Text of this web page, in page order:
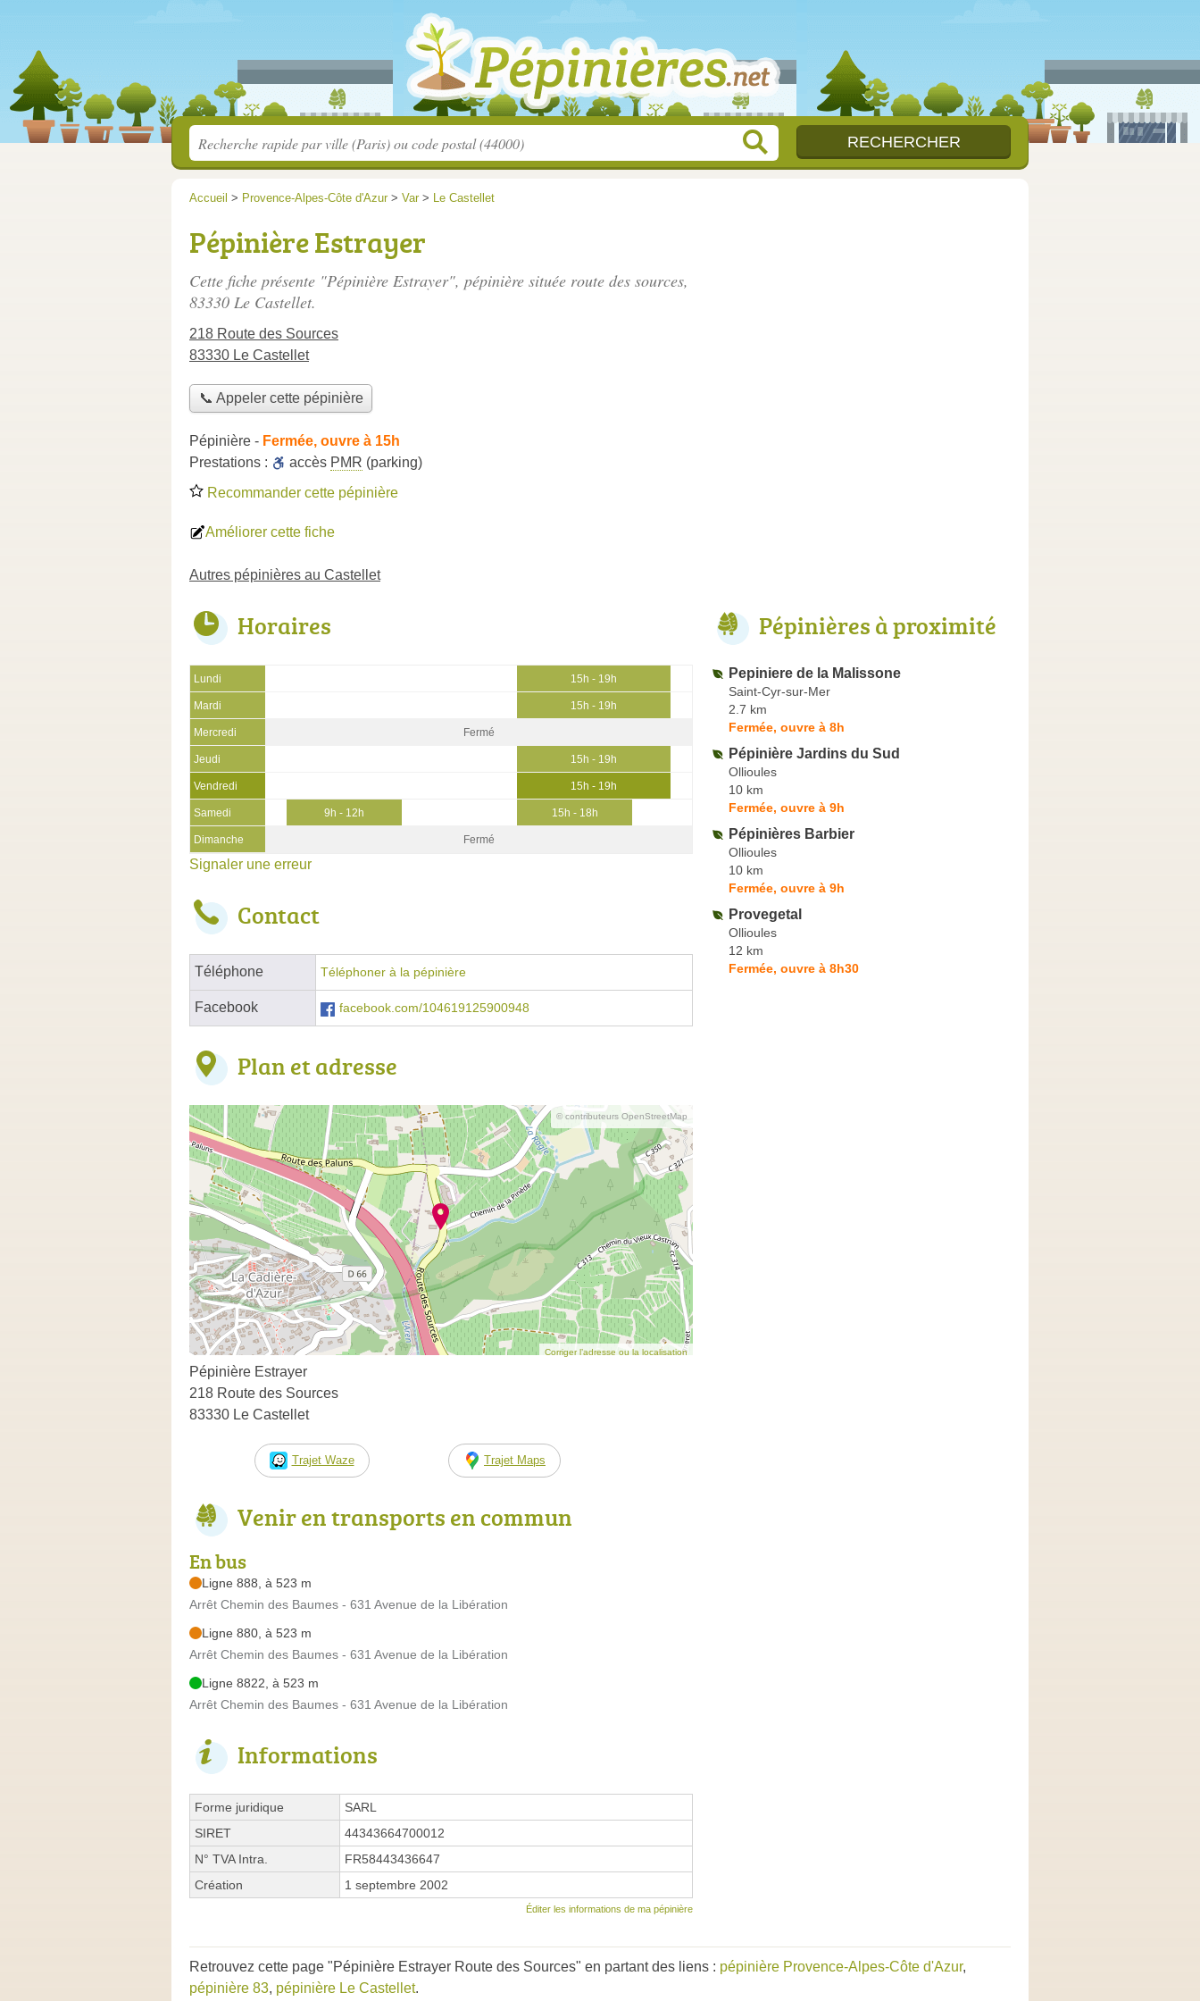
Accueil > Provence-Alpes-Côte d'Azur > Var > Le Castellet
Pépinière Estrayer
Cette fiche présente "Pépinière Estrayer", pépinière située route des sources,
83330 Le Castellet.
218 Route des Sources
83330 Le Castellet
📞 Appeler cette pépinière
Pépinière - Fermée, ouvre à 15h
Prestations :
accès PMR (parking)
Recommander cette pépinière
Améliorer cette fiche
Autres pépinières au Castellet
Horaires
Lundi 15h - 19h
Mardi 15h - 19h
Mercredi Fermé
Jeudi 15h - 19h
Vendredi 15h - 19h
Samedi 9h - 12h 15h - 18h
Dimanche Fermé
Signaler une erreur
Contact
Téléphone Téléphoner à la pépinière
Facebook facebook.com/104619125900948
Plan et adresse
© contributeurs OpenStreetMap
Corriger l’adresse ou la localisation
Pépinière Estrayer
218 Route des Sources
83330 Le Castellet
Trajet Waze Trajet Maps
Venir en transports en commun
En bus
Ligne 888, à 523 m
Arrêt Chemin des Baumes - 631 Avenue de la Libération
Ligne 880, à 523 m
Arrêt Chemin des Baumes - 631 Avenue de la Libération
Ligne 8822, à 523 m
Arrêt Chemin des Baumes - 631 Avenue de la Libération
Informations
Forme juridique
SARL
SIRET
44343664700012
N° TVA Intra.
FR58443436647
Création
1 septembre 2002
Éditer les informations de ma pépinière
Pépinières à proximité
Pepiniere de la Malissone
Saint-Cyr-sur-Mer
2.7 km
Fermée, ouvre à 8h
Pépinière Jardins du Sud
Ollioules
10 km
Fermée, ouvre à 9h
Pépinières Barbier
Ollioules
10 km
Fermée, ouvre à 9h
Provegetal
Ollioules
12 km
Fermée, ouvre à 8h30
Retrouvez cette page "Pépinière Estrayer Route des Sources" en partant des liens : pépinière Provence-Alpes-Côte d'Azur,
pépinière 83, pépinière Le Castellet.